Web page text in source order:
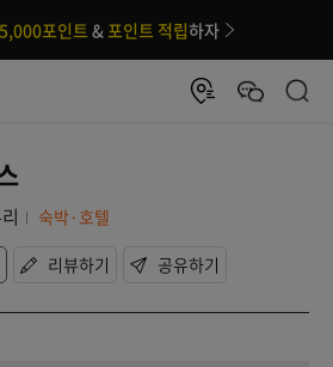
5,000포인트 &포인트 적립하자
숙박·호텔
리뷰하기 공유하기